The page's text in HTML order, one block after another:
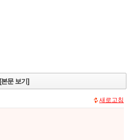
[본문 보기]
새로고침